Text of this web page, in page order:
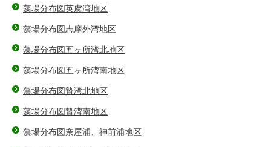
藻場分布図英虞湾地区
藻場分布図志摩外湾地区
藻場分布図五ヶ所湾北地区
藻場分布図五ヶ所湾南地区
藻場分布図贄湾北地区
藻場分布図贄湾南地区
藻場分布図奈屋浦、神前浦地区